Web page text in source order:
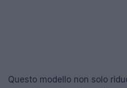
Questo modello non solo